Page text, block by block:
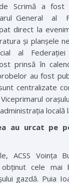
de Scrimă a
General al
direct la
și planșele
al
prinsă în
au fost
centralizate
locală
au urcat pe
ACSS Voința
cele mai
gazdă. Puia